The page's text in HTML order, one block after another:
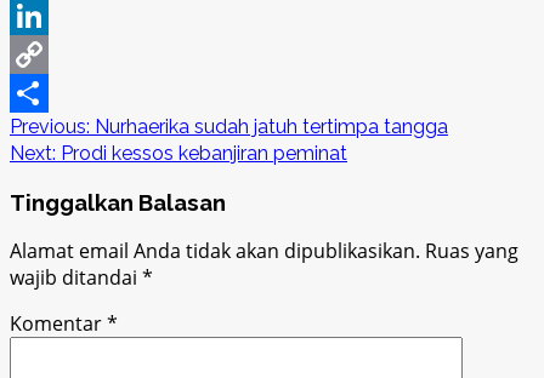
Pinterest
LinkedIn
Copy
Link
Share
Post
navigation
Previous: Nurhaerika sudah jatuh tertimpa tangga
Next: Prodi kessos kebanjiran peminat
Tinggalkan Balasan
Alamat email Anda tidak akan dipublikasikan. Ruas yang
wajib ditandai *
Komentar*